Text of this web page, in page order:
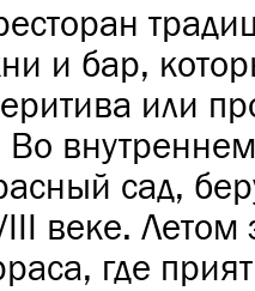
и бар,
или
Во
сад,
веке. Летом
где